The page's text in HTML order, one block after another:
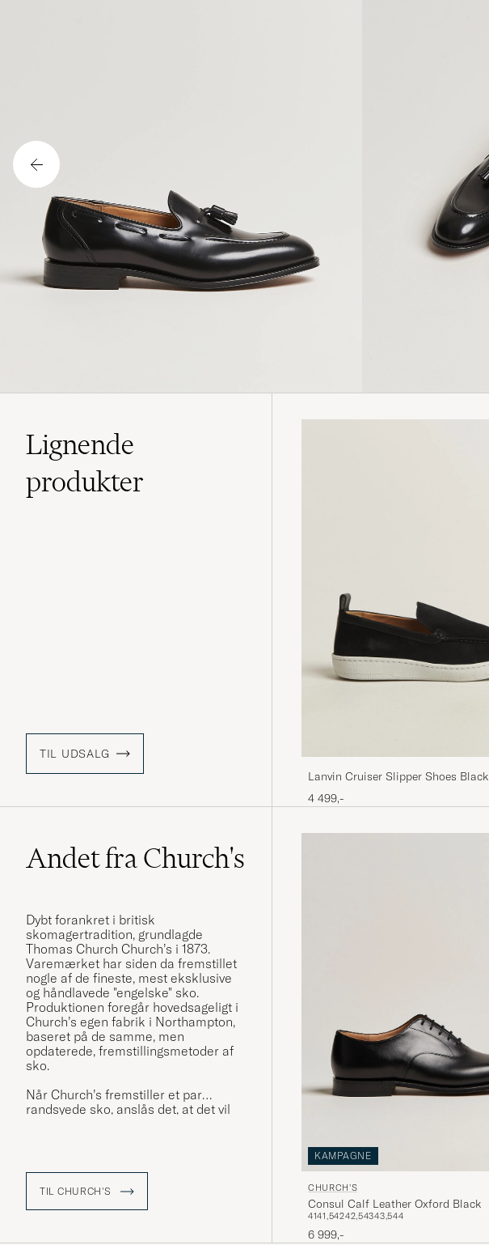
Lignende
produkter
TIL UDSALG
Lanvin Cruiser Slipper Shoes Black
4 499,-
Andet fra Church's
Dybt forankret i britisk
skomagertradition, grundlagde
Thomas Church Church’s i 1873.
Varemærket har siden da fremstillet
nogle af de fineste, mest eksklusive
og håndlavede "engelske" sko.
Produktionen foregår hovedsageligt i
Church’s egen fabrik i Northampton,
baseret på de samme, men
opdaterede, fremstillingsmetoder af
sko.
Når Church’s fremstiller et par
randsyede sko, anslås det, at det vil
TIL CHURCH'S
KAMPAGNE
CHURCH'S
Consul Calf Leather Oxford Black
4141,54242,54343,544
6 999,-